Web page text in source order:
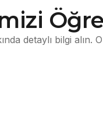
detaylı bilgi alın.